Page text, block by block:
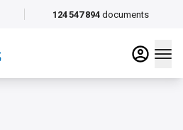
124 547 894 documents